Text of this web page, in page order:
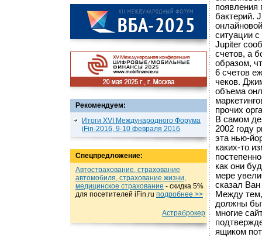
Рекомендуем:
Итоги XVI Международного Форума
iFin-2016, 9-10 февраля 2016
Спецпредложение:
Автострахование, страхование
автомобиля, страхование жизни,
медицинское страхование - cкидка 5%
для посетителей iFin.ru подробнеe >>
Астраброкер
появления
бактерий.
ситуации с
Jupiter
счетов, а
образом,
6 счетов
чеков.
объема
прочих
В самом
2002 году
эта нью-
каких-то
как они
мере
сказал
Между тем,
должны
многие
ящиком